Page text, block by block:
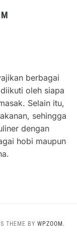
berbagai
oleh siapa
Selain itu,
sehingga
dengan
hobi maupun
THEME BY WPZOOM.